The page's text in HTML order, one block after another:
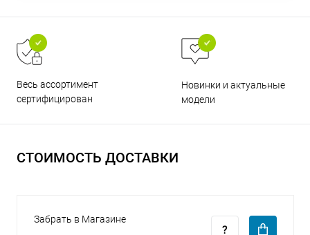
Весь ассортимент
сертифицирован
Новинки и актуальные
модели
СТОИМОСТЬ ДОСТАВКИ
Забрать в Магазине